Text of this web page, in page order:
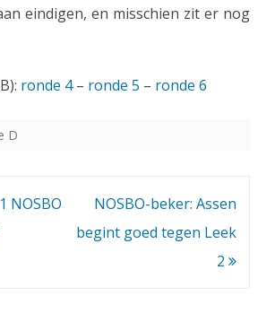
eindigen, en misschien zit er nog
ronde 4– ronde 5 – ronde 6
D
NOSBO
NOSBO-beker: Assen
begint goed tegen Leek
2